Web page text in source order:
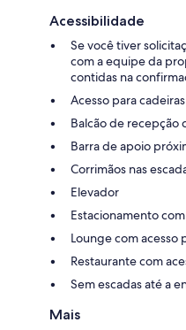
Acessibilidade
Se você tiver
com a equipe da
contidas na
Acesso para
Balcão de recepção
Barra de apoio
Corrimãos nas
Elevador
Estacionamento
Lounge com acesso
Restaurante com
Sem escadas até a
Mais